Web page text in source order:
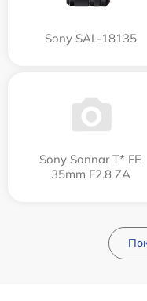
Sony SAL-18135
Sony Sonnar T* FE
35mm F2.8 ZA